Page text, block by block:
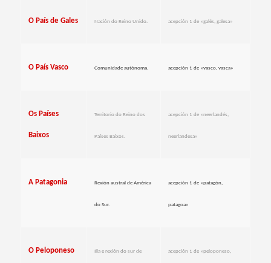
O País de Gales Nación do Reino Unido. acepción 1 de «galés, galesa»
O País Vasco Comunidade autónoma. acepción 1 de «vasco, vasca»
Os Países
Baixos
Territorio do Reino dos
Países Baixos.
acepción 1 de «neerlandés,
neerlandesa»
A Patagonia Rexión austral de América
do Sur.
acepción 1 de «patagón,
patagoa»
O Peloponeso Illa e rexión do sur de acepción 1 de «peloponeso,